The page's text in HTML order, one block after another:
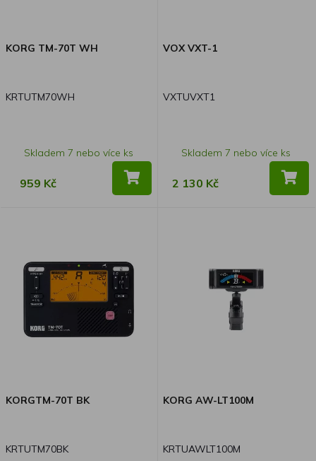
KORG TM-70T WH
KRTUTM70WH
Skladem 7 nebo více ks
959 Kč
VOX VXT-1
VXTUVXT1
Skladem 7 nebo více ks
2 130 Kč
KORGTM-70T BK
KRTUTM70BK
KORG AW-LT100M
KRTUAWLT100M